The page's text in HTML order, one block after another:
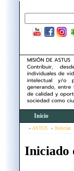
Inicio
ASTUS Noticias
Iniciado